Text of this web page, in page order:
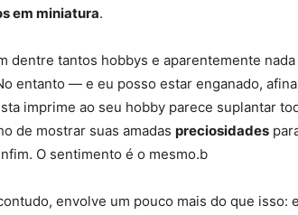
em miniatura.
dentre tantos hobbys e aparentemente
entanto — e eu posso estar enganado,
imprime ao seu hobby parece suplantar
de mostrar suas amadas preciosidades
O sentimento é o mesmo.b
envolve um pouco mais do que isso: